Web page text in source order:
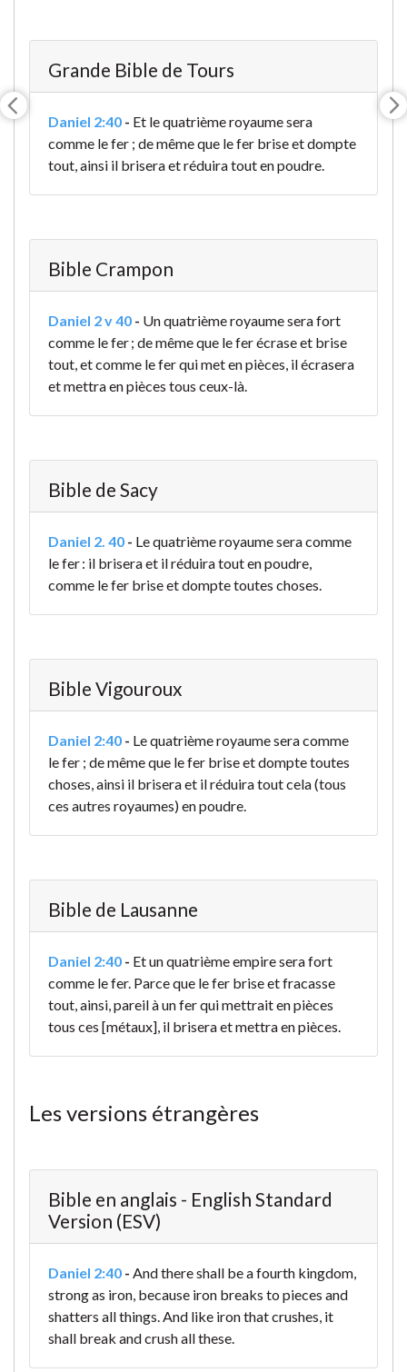
Grande Bible de Tours
Daniel 2:40 - Et le quatrième royaume sera
comme le fer ; de même que le fer brise et dompte
tout, ainsi il brisera et réduira tout en poudre.
Bible Crampon
Daniel 2 v 40 - Un quatrième royaume sera fort
comme le fer ; de même que le fer écrase et brise
tout, et comme le fer qui met en pièces, il écrasera
et mettra en pièces tous ceux-là.
Bible de Sacy
Daniel 2. 40 - Le quatrième royaume sera comme
le fer : il brisera et il réduira tout en poudre,
comme le fer brise et dompte toutes choses.
Bible Vigouroux
Daniel 2:40 - Le quatrième royaume sera comme
le fer ; de même que le fer brise et dompte toutes
choses, ainsi il brisera et il réduira tout cela (tous
ces autres royaumes) en poudre.
Bible de Lausanne
Daniel 2:40 - Et un quatrième empire sera fort
comme le fer. Parce que le fer brise et fracasse
tout, ainsi, pareil à un fer qui mettrait en pièces
tous ces [métaux], il brisera et mettra en pièces.
Les versions étrangères
Bible en anglais - English Standard
Version (ESV)
Daniel 2:40 - And there shall be a fourth kingdom,
strong as iron, because iron breaks to pieces and
shatters all things. And like iron that crushes, it
shall break and crush all these.